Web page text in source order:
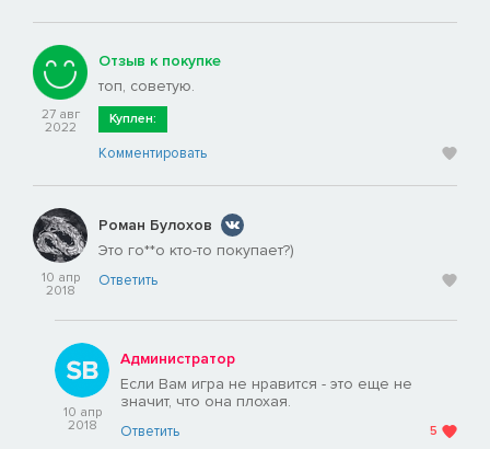
27 авг
2022
Отзыв к покупке
топ, советую.
Куплен:
Комментировать
10 апр
2018
Роман Булохов
Это гo**о кто-то покупает?)
Ответить
10 апр
2018
Администратор
Если Вам игра не нравится - это еще не
значит, что она плохая.
Ответить 5